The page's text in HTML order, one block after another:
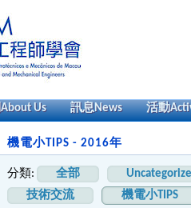
About Us 訊息News 活動
機電小TIPS - 2016年
分類: 全部
技術交流
機電小TIPS